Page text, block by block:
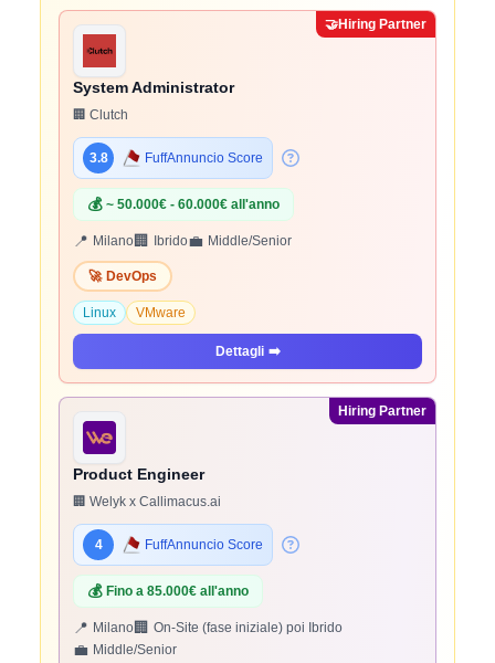
🤝Hiring Partner
System Administrator
🏢 Clutch
3.8 FuffAnnuncio Score
💰 ~ 50.000€ - 60.000€ all'anno
📍 Milano🏢 Ibrido💼 Middle/Senior
🚀 DevOps
Linux VMware
Dettagli ➡️
Hiring Partner
Product Engineer
🏢 Welyk x Callimacus.ai
4 FuffAnnuncio Score
💰 Fino a 85.000€ all'anno
📍 Milano🏢 On-Site (fase iniziale) poi Ibrido
💼 Middle/Senior